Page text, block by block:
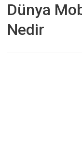
Dünya
Nedir